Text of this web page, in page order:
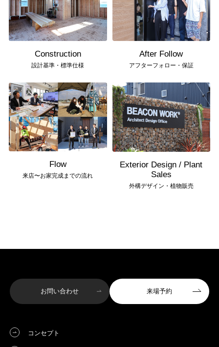
Construction
設計基準・標準仕様
After Follow
アフターフォロー・保証
Flow
来店〜お家完成までの流れ
Exterior Design / Plant
Sales
外構デザイン・植物販売
コンセプト
お問い合わせ 来場予約